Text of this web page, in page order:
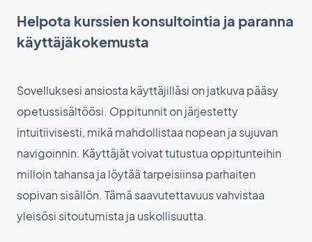
Helpota kurssien konsultointia ja paranna
käyttäjäkokemusta
Sovelluksesi ansiosta käyttäjilläsi on jatkuva pääsy
opetussisältöösi. Oppitunnit on järjestetty
intuitiivisesti, mikä mahdollistaa nopean ja sujuvan
navigoinnin. Käyttäjät voivat tutustua oppitunteihin
milloin tahansa ja löytää tarpeisiinsa parhaiten
sopivan sisällön. Tämä saavutettavuus vahvistaa
yleisösi sitoutumista ja uskollisuutta.